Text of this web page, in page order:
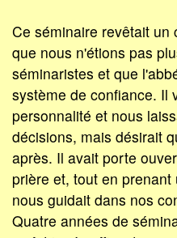
Ce séminaire revêtait
que nous n'étions pas
séminaristes et que
système de confiance. Il
personnalité et nous
décisions, mais désirait
après. Il avait porte
prière et, tout en
nous guidait dans nos
Quatre années de